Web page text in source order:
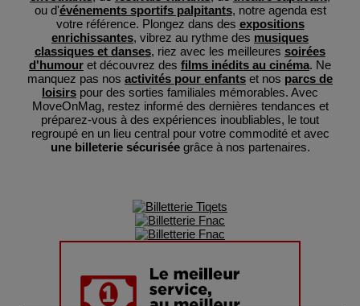
ou d'événements sportifs palpitants, notre agenda est
votre référence. Plongez dans des expositions
enrichissantes, vibrez au rythme des musiques
classiques et danses, riez avec les meilleures soirées
d'humour et découvrez des films inédits au cinéma. Ne
manquez pas nos activités pour enfants et nos parcs de
loisirs pour des sorties familiales mémorables. Avec
MoveOnMag, restez informé des dernières tendances et
préparez-vous à des expériences inoubliables, le tout
regroupé en un lieu central pour votre commodité et avec
une billeterie sécuriséegrâce à nos partenaires.